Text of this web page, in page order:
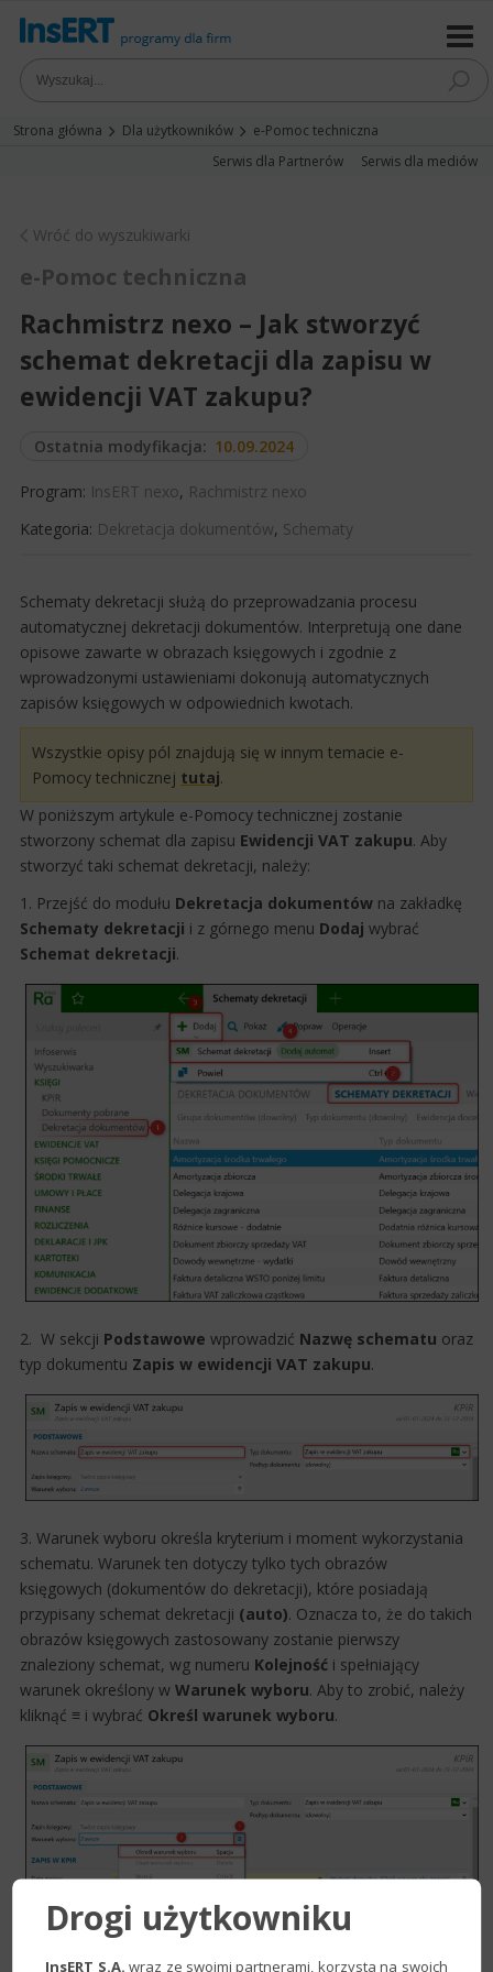
Strona główna Dla użytkowników
e-Pomoc techniczna
Serwis dla Partnerów
Serwis dla mediów
Wróć do wyszukiwarki
e-Pomoc techniczna
Rachmistrz nexo – Jak stworzyć
schemat dekretacji dla zapisu w
ewidencji VAT zakupu?
Ostatnia modyfikacja: 10.09.2024
Program: InsERT nexo, Rachmistrz nexo
Kategoria: Dekretacja dokumentów, Schematy
​Schematy dekretacji służą do przeprowadzania procesu
automatycznej dekretacji dokumentów. Interpretują one dane
opisowe zawarte w obrazach księgowych i zgodnie z
wprowadzonymi ustawieniami dokonują automatycznych
zapisów księgowych w odpowiednich kwotach.
Wszystkie opisy pól znajdują się w innym temacie e-
Pomocy technicznej tutaj.
W poniższym artykule e-Pomocy technicznej zostanie
stworzony schemat dla zapisu Ewidencji VAT zakupu. Aby
stworzyć taki schemat dekretacji, należy:​
1. Przejść do modułu Dekretacja dokumentów na zakładkę
Schematy dekretacji i z górnego menu Dodaj wybrać
Schemat dekretacji.​
2. W sekcji Podstawowe wprowadzić Nazwę schematu oraz
typ dokumentu Zapis w ewidencji VAT zakupu.​
3. ​​Warunek w​​yboru określa kryterium i moment wykorzystania
schematu. Warunek ten dotyczy tylko tych obrazów
księgowych (dokumentów do dekretacji), które posiadają
przypisany schemat dekretacji (auto). Oznacza to, że do takich
obrazów księgowych zastosowany zostanie pierwszy
znaleziony schemat, wg numeru Kolejność i spełniając​y
warunek określony w Warunek wyboru. Aby to zrobić, należy
kliknąć ≡ i wybrać Określ warunek wyboru.​​​​​​
Drogi użytkowniku
InsERT S.A. wraz ze swoimi partnerami, korzysta na swoich